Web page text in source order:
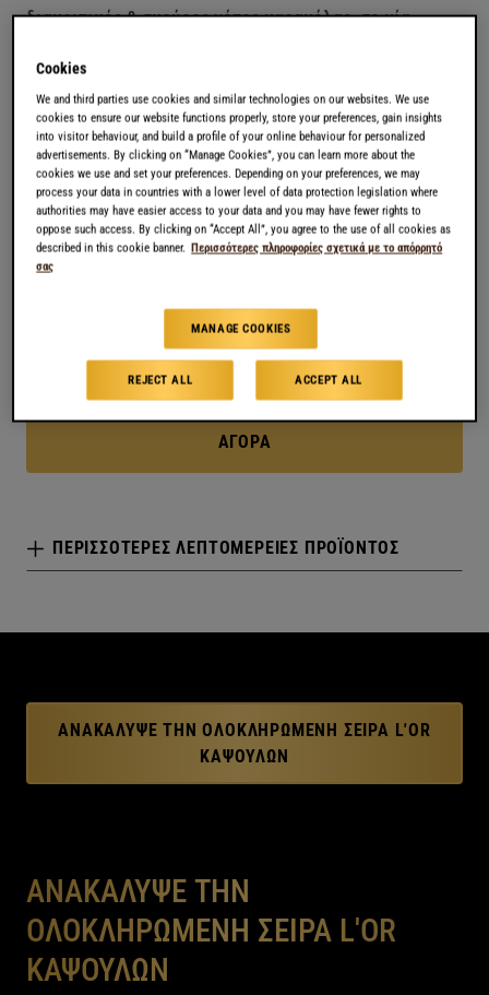
διακριτικές & σκούρες νότες καραμέλας, σε μία
του θυμίζει καραμέλα βουτύρου & καταλήγει σε μία
απαλή, βελούδινη επίγευση. Blended by L’OR Coffee
Artists.
CARAMEL, ESPRESSO ΙΣΧΥΡΟΣ | ΕΚΦΡΑΣΤΙΚΟΣ | ΙΔΑΝΙΚΟΣ
Η ΣΥΣΚΕΥΑΣΙΑ ΠΕΡΙΛΑΜΒΑΝΕΙ 10 ΚΑΨΟΥΛΕΣ
ΑΓΟΡΆ
ΠΕΡΙΣΣΌΤΕΡΕΣ ΛΕΠΤΟΜΈΡΕΙΕΣ ΠΡΟΪΌΝΤΟΣ
ΑΝΑΚΆΛΥΨΕ ΤΗΝ ΟΛΟΚΛΗΡΩΜΈΝΗ ΣΕΙΡΆ L'OR
ΚΑΨΟΥΛΏΝ
ΑΝΑΚΑΛΥΨΕ ΤΗΝ
ΟΛΟΚΛΗΡΩΜΕΝΗ ΣΕΙΡΑ L'OR
ΚΑΨΟΥΛΩΝ
Cookies
We and third parties use cookies and similar technologies on our websites. We use
cookies to ensure our website functions properly, store your preferences, gain insights
into visitor behaviour, and build a profile of your online behaviour for personalized
advertisements. By clicking on “Manage Cookies”, you can learn more about the
cookies we use and set your preferences. Depending on your preferences, we may
process your data in countries with a lower level of data protection legislation where
authorities may have easier access to your data and you may have fewer rights to
oppose such access. By clicking on “Accept All”, you agree to the use of all cookies as
described in this cookie banner. Περισσότερες πληροφορίες σχετικά με το απόρρητό
σας
MANAGE COOKIES
REJECT ALL ACCEPT ALL